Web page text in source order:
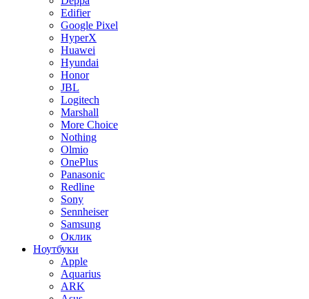
Edifier
Google Pixel
HyperX
Huawei
Hyundai
Honor
JBL
Logitech
Marshall
More Choice
Nothing
Olmio
OnePlus
Panasonic
Redline
Sony
Sennheiser
Samsung
Оклик
Ноутбуки
Apple
Aquarius
ARK